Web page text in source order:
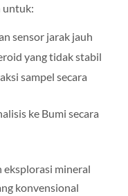
untuk:
sensor jarak jauh
yang tidak stabil
sampel secara
ke Bumi secara
eksplorasi mineral
konvensional